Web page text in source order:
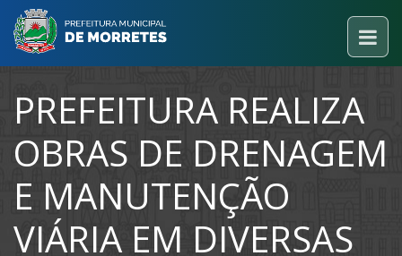
PREFEITURA REALIZA
OBRAS DE DRENAGEM
E MANUTENÇÃO
VIÁRIA EM DIVERSAS